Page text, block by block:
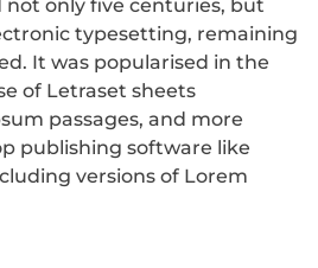
not only five centuries, but
typesetting, remaining
It was popularised in the
of Letraset sheets
passages, and more
publishing software like
versions of Lorem